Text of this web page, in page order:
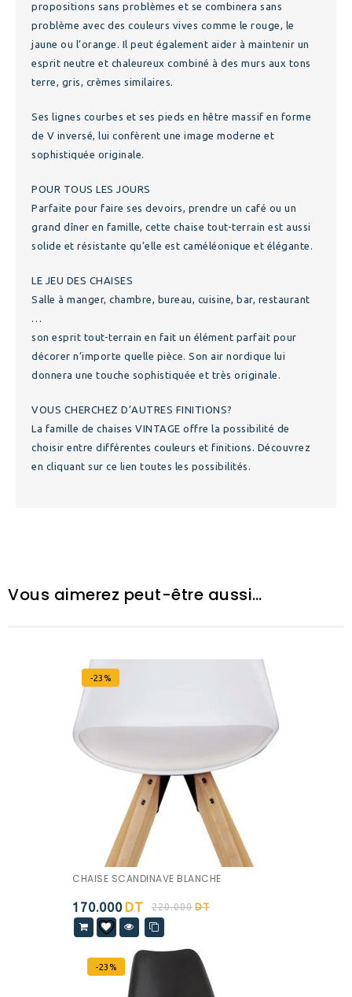
propositions sans problèmes et se combinera sans
problème avec des couleurs vives comme le rouge, le
jaune ou l’orange. Il peut également aider à maintenir un
esprit neutre et chaleureux combiné à des murs aux tons
terre, gris, crèmes similaires.
Ses lignes courbes et ses pieds en hêtre massif en forme
de V inversé, lui confèrent une image moderne et
sophistiquée originale.
POUR TOUS LES JOURS
Parfaite pour faire ses devoirs, prendre un café ou un
grand dîner en famille, cette chaise tout-terrain est aussi
solide et résistante qu’elle est caméléonique et élégante.
LE JEU DES CHAISES
Salle à manger, chambre, bureau, cuisine, bar, restaurant
…
son esprit tout-terrain en fait un élément parfait pour
décorer n’importe quelle pièce. Son air nordique lui
donnera une touche sophistiquée et très originale.
VOUS CHERCHEZ D’AUTRES FINITIONS?
La famille de chaises VINTAGE offre la possibilité de
choisir entre différentes couleurs et finitions. Découvrez
en cliquant sur ce lien toutes les possibilités.
Vous aimerez peut-être aussi…
-23%
CHAISE SCANDINAVE BLANCHE
220.000 DT
170.000 DT
-23%